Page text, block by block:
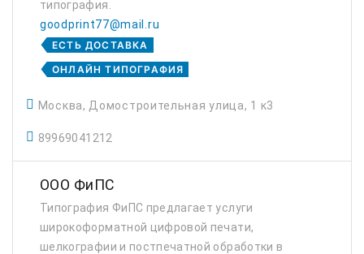
типография.
goodprint77@mail.ru
ЕСТЬ ДОСТАВКА
ОНЛАЙН ТИПОГРАФИЯ
Москва, Домостроительная улица, 1 к3
89969041212
ООО ФиПС
Типография ФиПС предлагает услуги
широкоформатной цифровой печати,
шелкографии и постпечатной обработки в